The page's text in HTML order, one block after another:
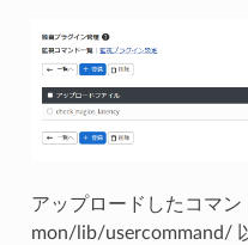
アップロードしたコマ
mon/lib/usercommand/